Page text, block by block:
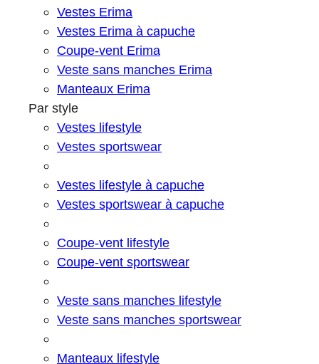
Vestes Erima
Vestes Erima à capuche
Coupe-vent Erima
Veste sans manches Erima
Manteaux Erima
Par style
Vestes lifestyle
Vestes sportswear
Vestes lifestyle à capuche
Vestes sportswear à capuche
Coupe-vent lifestyle
Coupe-vent sportswear
Veste sans manches lifestyle
Veste sans manches sportswear
Manteaux lifestyle